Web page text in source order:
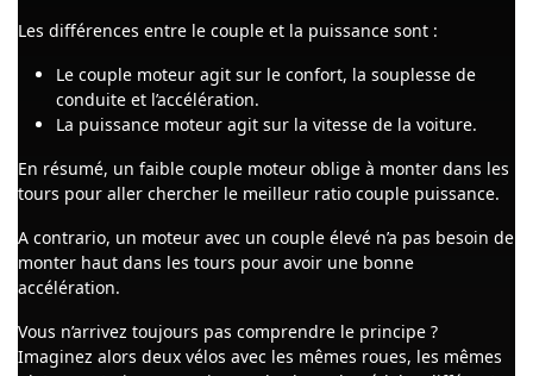
Les différences entre le couple et la puissance sont :
Le couple moteur agit sur le confort, la souplesse de
conduite et l’accélération.
La puissance moteur agit sur la vitesse de la voiture.
En résumé, un faible couple moteur oblige à monter dans les
tours pour aller chercher le meilleur ratio couple puissance.
A contrario, un moteur avec un couple élevé n’a pas besoin de
monter haut dans les tours pour avoir une bonne
accélération.
Vous n’arrivez toujours pas comprendre le principe ?
Imaginez alors deux vélos avec les mêmes roues, les mêmes